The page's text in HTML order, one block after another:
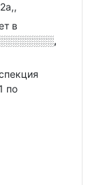
в
по